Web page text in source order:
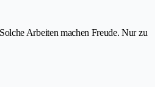
Arbeiten machen Freude. Nur zu